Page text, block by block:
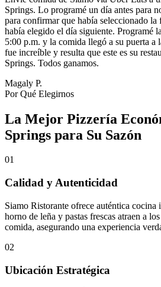
Springs. Lo programé un día antes para
para confirmar que había seleccionado la
había elegido el día siguiente. Programé
5:00 p.m. y la comida llegó a su puerta a
fue increíble y resulta que este es su
Springs. Todos ganamos.
Magaly P.
Por Qué Elegirnos
La Mejor Pizzería
Springs para Su Sazón
01
Calidad y Autenticidad
Siamo Ristorante ofrece auténtica cocina
horno de leña y pastas frescas atraen a
comida, asegurando una experiencia
02
Ubicación Estratégica